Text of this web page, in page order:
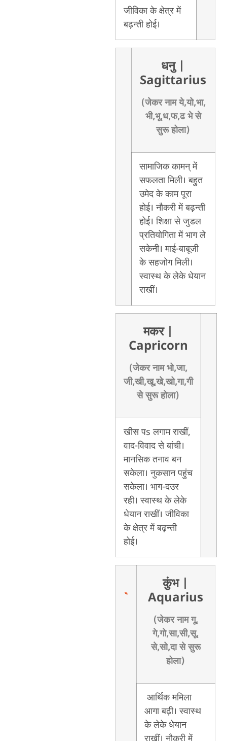
जीविका के क्षेत्र में
बढ़न्ती होई।
धनु
Sagittarius
(जेकर नाम ये,यो,भा,
भी,भू,ध,फ,ढ भे से
सुरू होला)
सामाजिक कामन् में
सफलता मिली। बहुत
उमेद के काम पूरा
होई। नौकरी में बढ़न्ती
होई। शिक्षा से जुडल
प्रतियोगिता में भाग ले
सकेनी। माई-बाबूजी
के सहजोग मिली।
स्वास्थ के लेके धेयान
राखीं।
मकर
Capricorn
(जेकर नाम भो,जा,
जी,खी,खू,खे,खो,गा,गी
से सुरू होला)
खीस पs लगाम राखीं,
वाद-विवाद से बांची।
मानसिक तनाव बन
सकेला। नुकसान पहुंच
सकेला। भाग-दउर
रही। स्वास्थ के लेके
धेयान राखीं। जीविका
के क्षेत्र में बढ़न्ती
होई।
कुंभ
Aquarius
(जेकर नाम गू,
गे,गो,सा,सी,सू,
से,सो,दा से सुरू
होला)
आर्थिक ममिला
आगा बढ़ी। स्वास्थ
के लेके धेयान